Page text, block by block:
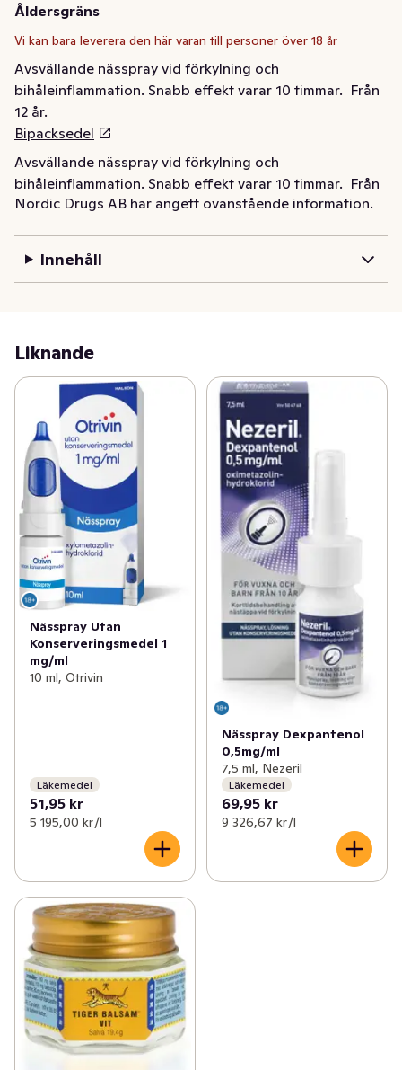
Åldersgräns
Vi kan bara leverera den här varan till personer över 18 år
Avsvällande nässpray vid förkylning och
bihåleinflammation. Snabb effekt varar 10 timmar.  Från
Bipacksedel
Avsvällande nässpray vid förkylning och
bihåleinflammation. Snabb effekt varar 10 timmar.  Från
12 år.
Nordic Drugs AB har angett ovanstående information.
Innehåll
Liknande
Nässpray Utan
Konserveringsmedel 1
mg/ml
10 ml, Otrivin
Läkemedel
51,95 kr
5 195,00 kr /l
Nässpray Dexpantenol
0,5mg/ml
7,5 ml, Nezeril
Läkemedel
69,95 kr
9 326,67 kr /l